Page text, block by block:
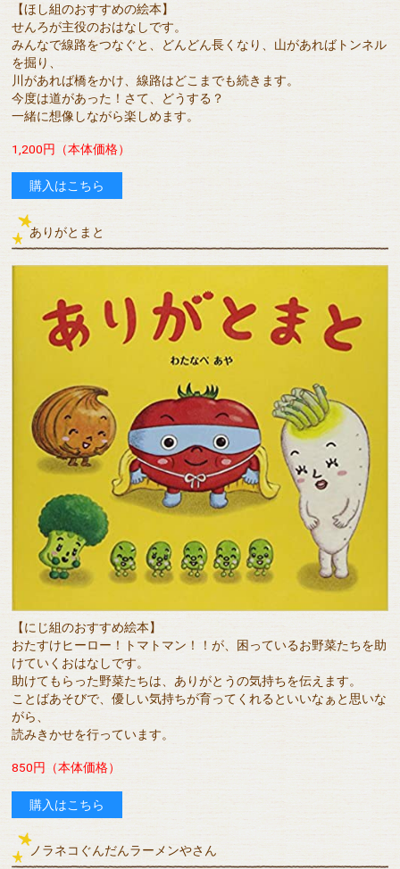
【ほし組のおすすめの絵本】
せんろが主役のおはなしです。
みんなで線路をつなぐと、どんどん長くなり、山があればトンネル
を掘り、
川があれば橋をかけ、線路はどこまでも続きます。
今度は道があった！さて、どうする？
一緒に想像しながら楽しめます。
1,200円（本体価格）
購入はこちら
ありがとまと
【にじ組のおすすめ絵本】
おたすけヒーロー！トマトマン！！が、困っているお野菜たちを助
けていくおはなしです。
助けてもらった野菜たちは、ありがとうの気持ちを伝えます。
ことばあそびで、優しい気持ちが育ってくれるといいなぁと思いな
がら、
読みきかせを行っています。
850円（本体価格）
購入はこちら
ノラネコぐんだんラーメンやさん